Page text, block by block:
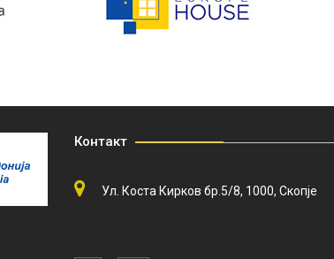
Контакт
Ул. Коста Кирков бр.5/8, 1000, Скопје